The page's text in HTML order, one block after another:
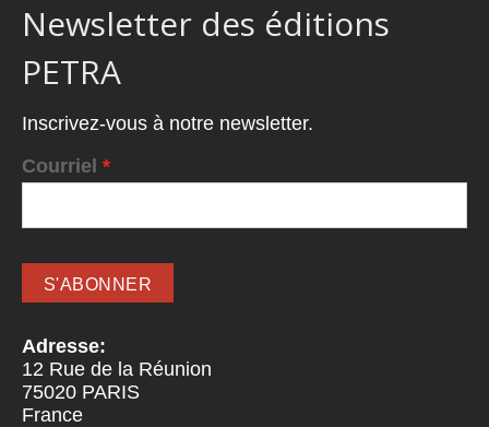
Newsletter des éditions
PETRA
Inscrivez-vous à notre newsletter.
Courriel *
Adresse:
12 Rue de la Réunion
75020 PARIS
France